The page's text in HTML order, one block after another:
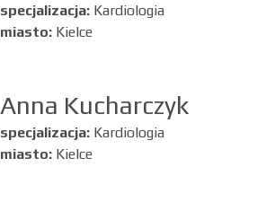
specjalizacja: Kardiologia
miasto: Kielce
Anna Kucharczyk
specjalizacja: Kardiologia
miasto: Kielce